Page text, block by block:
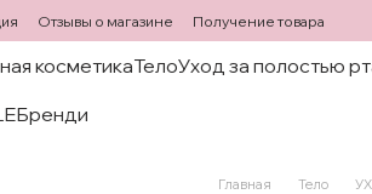
Отзывы о магазине Получение товара
косметикаТелоУход за полостью
Бренди
Главная Тело